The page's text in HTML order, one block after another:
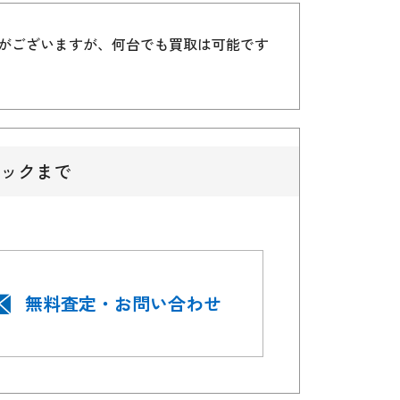
ございますが、何台でも買取は可能です
クまで
無料査定・お問い合わせ